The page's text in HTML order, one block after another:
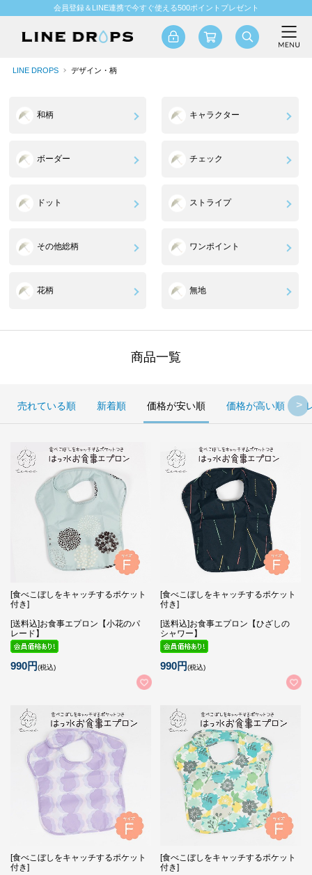
会員登録＆LINE連携で今すぐ使える500ポイントプレゼント
LINE DROPS デザイン・柄
和柄 キャラクター
ボーダー チェック
ドット ストライプ
その他総柄 ワンポイント
花柄 無地
商品一覧
売れている順 新着順 価格が安い順 価格が高い順
[食べこぼしをキャッチするポケット
付き]
[送料込]お食事エプロン【小花のパ
レード】
990円(税込)
[食べこぼしをキャッチするポケット
付き]
[送料込]お食事エプロン【ひざしの
シャワー】
990円(税込)
[食べこぼしをキャッチするポケット
付き]
[食べこぼしをキャッチするポケット
付き]